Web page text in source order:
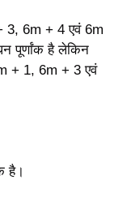
3, 6m + 4 एवं 6m
पूर्णांक है लेकिन
+ 1, 6m + 3 एवं
है।